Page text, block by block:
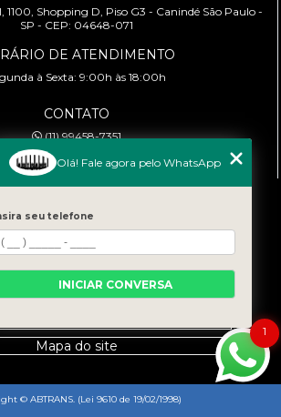
Shopping D, Piso G3 - Canindé São Paulo -
SP - CEP: 04648-071
DE ATENDIMENTO
à Sexta: 9:00h às 18:00h
CONTATO
(11) 99458-7351
cursoabtrans@gmail.com
Home
Empresa
Galeria
Contato
Mapa do site
© ABTRANS. (Lei 9610 de 19/02/1998)
1
Olá! Fale agora pelo WhatsApp
seu telefone
INICIAR CONVERSA